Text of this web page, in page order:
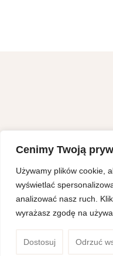
Cenimy Twoją
Używamy plików cookie,
wyświetlać
analizować nasz ruch.
wyrażasz zgodę na
Dostosuj Odrzuć